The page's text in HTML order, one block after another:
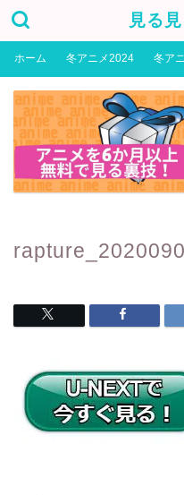
見る
ホーム 冬アニメ2024 冬ア